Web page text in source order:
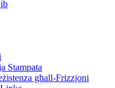
Stampata
għall-Frizzjoni